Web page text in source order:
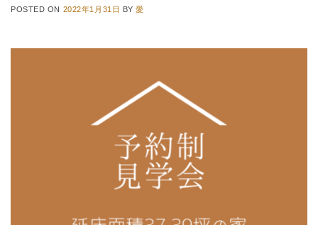
POSTED ON 2022年1月31日 BY愛